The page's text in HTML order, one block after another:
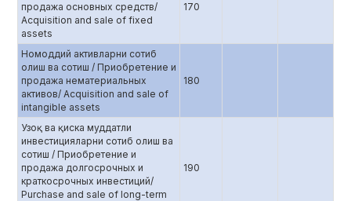
продажа основных средств/
Acquisition and sale of fixed
assets
170
Номоддий активларни сотиб
олиш ва сотиш / Приобретение и
продажа нематериальных
активов/ Acquisition and sale of
intangible assets
180
Узоқ ва қиска муддатли
инвестицияларни сотиб олиш ва
сотиш / Приобретение и
продажа долгосрочных и
краткосрочных инвестиций/
Purchase and sale of long-term
190